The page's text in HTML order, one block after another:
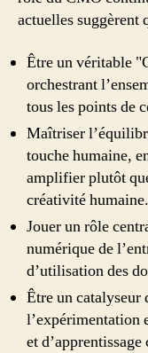
actuelles suggèrent
Être un véritable
orchestrant
tous les points de
Maîtriser
touche humaine,
amplifier plutôt
créativité humaine.
Jouer un rôle
numérique de
d’utilisation des
Être un catalyseur
l’expérimentation
et